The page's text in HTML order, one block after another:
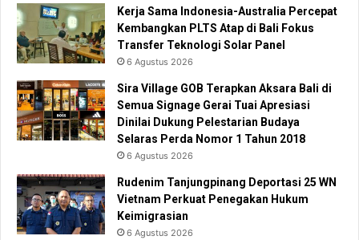
Kerja Sama Indonesia-Australia Percepat
Kembangkan PLTS Atap di Bali Fokus
Transfer Teknologi Solar Panel
6 Agustus 2026
Sira Village GOB Terapkan Aksara Bali di
Semua Signage Gerai Tuai Apresiasi
Dinilai Dukung Pelestarian Budaya
Selaras Perda Nomor 1 Tahun 2018
6 Agustus 2026
Rudenim Tanjungpinang Deportasi 25 WN
Vietnam Perkuat Penegakan Hukum
Keimigrasian
6 Agustus 2026